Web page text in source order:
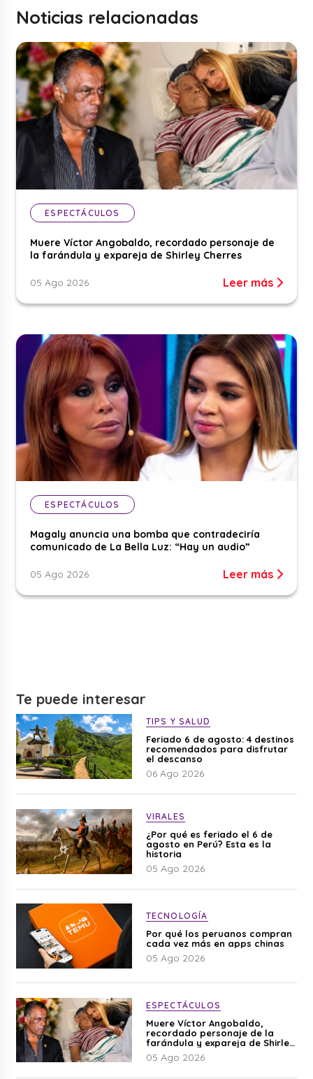
Noticias relacionadas
ESPECTÁCULOS
Muere Víctor Angobaldo, recordado personaje de
la farándula y expareja de Shirley Cherres
05 Ago 2026 Leer más
ESPECTÁCULOS
Magaly anuncia una bomba que contradeciría
comunicado de La Bella Luz: “Hay un audio”
05 Ago 2026 Leer más
Te puede interesar
TIPS Y SALUD
Feriado 6 de agosto: 4 destinos
recomendados para disfrutar
el descanso
06 Ago 2026
VIRALES
¿Por qué es feriado el 6 de
agosto en Perú? Esta es la
historia
05 Ago 2026
TECNOLOGÍA
Por qué los peruanos compran
cada vez más en apps chinas
05 Ago 2026
ESPECTÁCULOS
Muere Víctor Angobaldo,
recordado personaje de la
farándula y expareja de Shirley
Cherres
05 Ago 2026